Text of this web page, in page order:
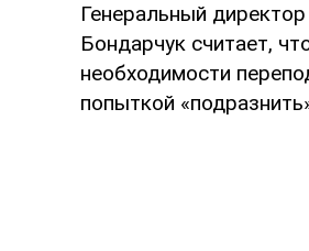
Генеральный
Бондарчук считает,
необходимости
попыткой